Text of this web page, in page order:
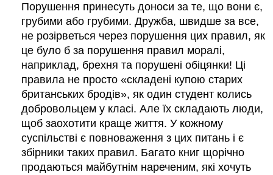
Порушення принесуть доноси за те, що вони є,
грубими або грубими. Дружба, швидше за все,
не розірветься через порушення цих правил, як
це було б за порушення правил моралі,
наприклад, брехня та порушені обіцянки! Ці
правила не просто «складені купою старих
британських бродів», як один студент колись
добровольцем у класі. Але їх складають люди,
щоб заохотити краще життя. У кожному
суспільстві є повноваження з цих питань і є
збірники таких правил. Багато книг щорічно
продаються майбутнім нареченим, які хочуть